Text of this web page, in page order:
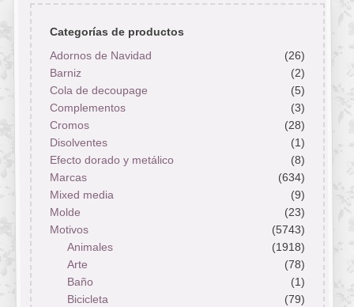
Categorías de productos
Adornos de Navidad
(26)
Barniz
(2)
Cola de decoupage
(5)
Complementos
(3)
Cromos
(28)
Disolventes
(1)
Efecto dorado y metálico
(8)
Marcas
(634)
Mixed media
(9)
Molde
(23)
Motivos
(5743)
Animales
(1918)
Arte
(78)
Baño
(1)
Bicicleta
(79)